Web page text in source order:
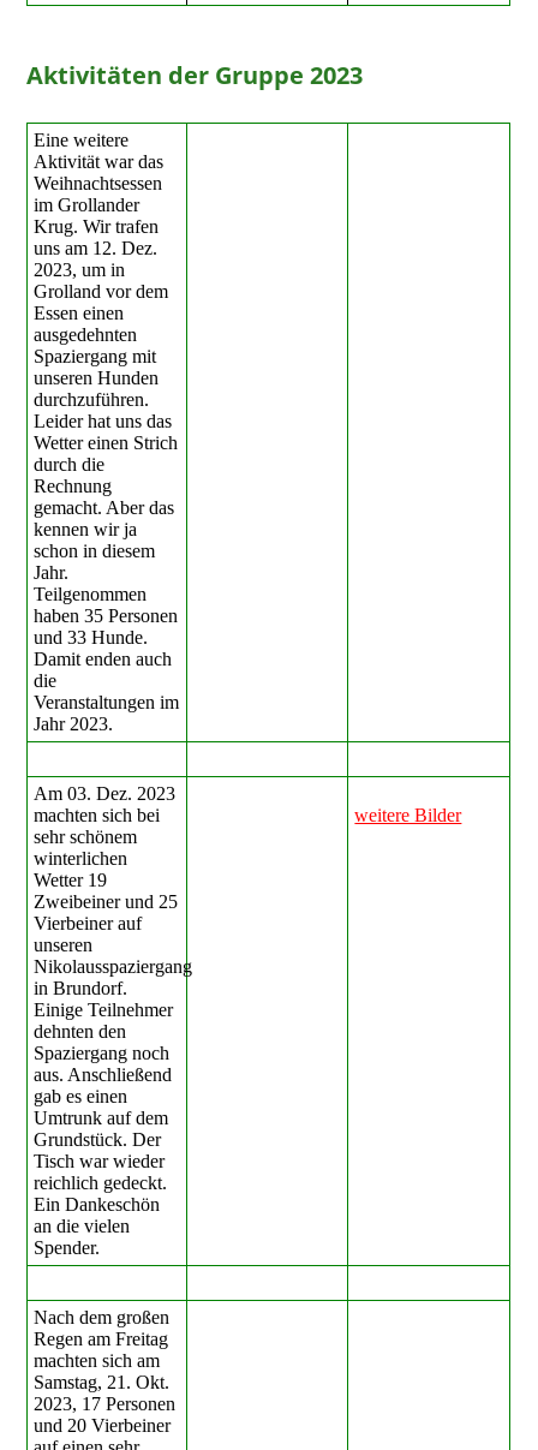
Aktivitäten der Gruppe 2023
Eine weitere
Aktivität war das
Weihnachtsessen
im Grollander
Krug. Wir trafen
uns am 12. Dez.
2023, um in
Grolland vor dem
Essen einen
ausgedehnten
Spaziergang mit
unseren Hunden
durchzuführen.
Leider hat uns das
Wetter einen Strich
durch die
Rechnung
gemacht. Aber das
kennen wir ja
schon in diesem
Jahr.
Teilgenommen
haben 35 Personen
und 33 Hunde.
Damit enden auch
die
Veranstaltungen im
Jahr 2023.
Am 03. Dez. 2023
machten sich bei
sehr schönem
winterlichen
Wetter 19
Zweibeiner und 25
Vierbeiner auf
unseren
Nikolausspaziergang
in Brundorf.
Einige Teilnehmer
dehnten den
Spaziergang noch
aus. Anschließend
gab es einen
Umtrunk auf dem
Grundstück. Der
Tisch war wieder
reichlich gedeckt.
Ein Dankeschön
an die vielen
Spender.
weitere Bilder
Nach dem großen
Regen am Freitag
machten sich am
Samstag, 21. Okt.
2023, 17 Personen
und 20 Vierbeiner